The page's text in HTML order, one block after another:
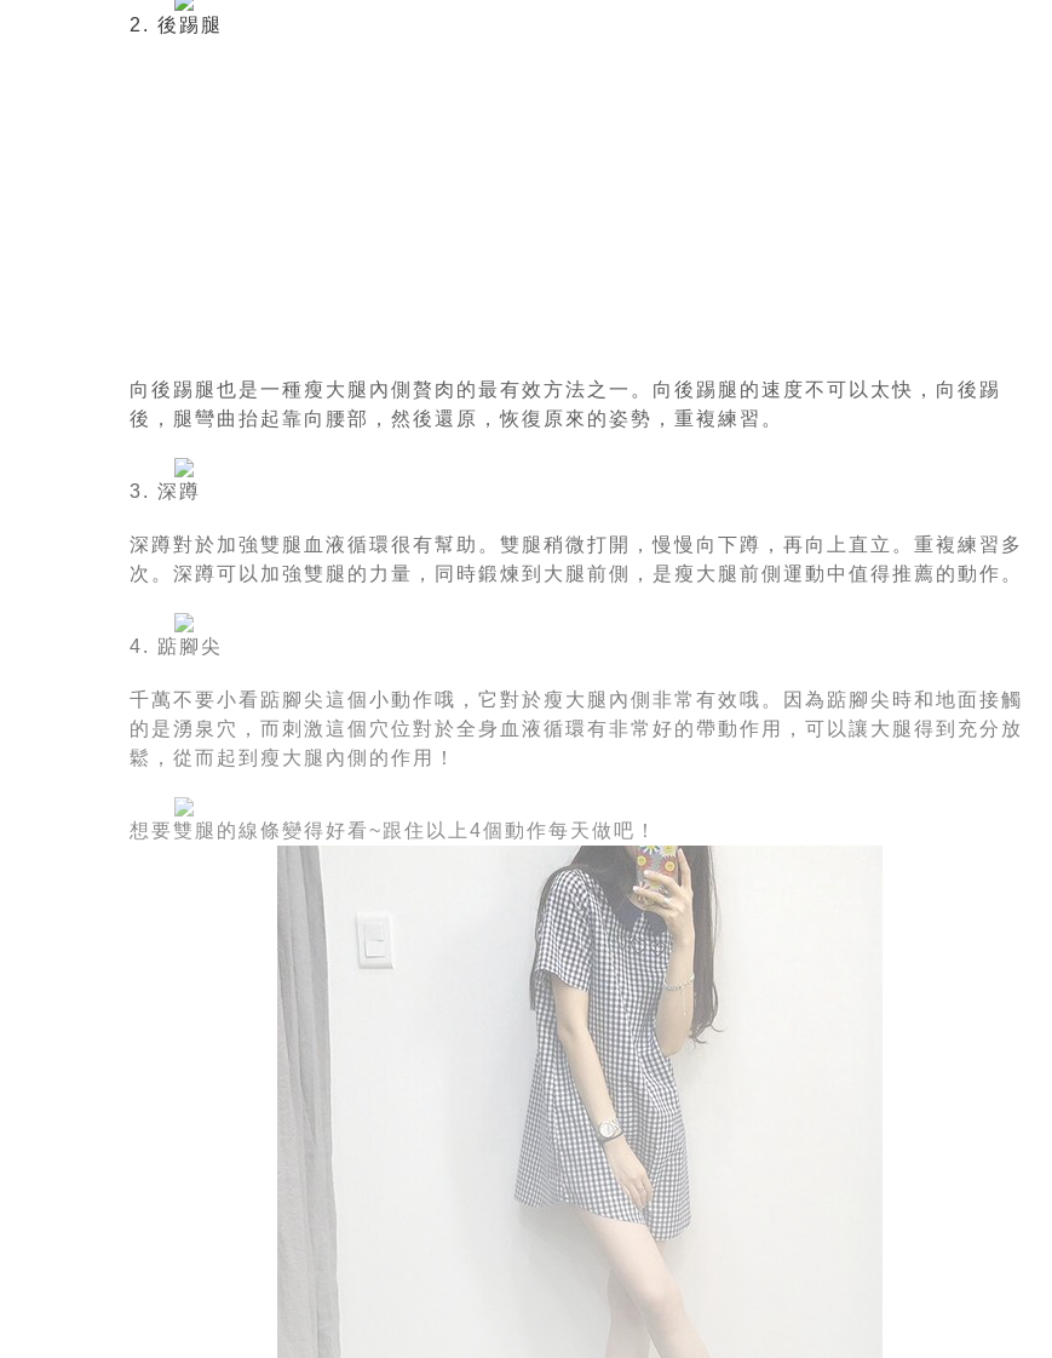
2. 後踢腿
向後踢腿也是一種瘦大腿內側贅肉的最有效方法之一。向後踢腿的速度不可以太快，向後踢
後，腿彎曲抬起靠向腰部，然後還原，恢復原來的姿勢，重複練習。
3. 深蹲
深蹲對於加強雙腿血液循環很有幫助。雙腿稍微打開，慢慢向下蹲，再向上直立。重複練習多
次。深蹲可以加強雙腿的力量，同時鍛煉到大腿前側，是瘦大腿前側運動中值得推薦的動作。
4. 踮腳尖
千萬不要小看踮腳尖這個小動作哦，它對於瘦大腿內側非常有效哦。因為踮腳尖時和地面接觸
的是湧泉穴，而刺激這個穴位對於全身血液循環有非常好的帶動作用，可以讓大腿得到充分放
鬆，從而起到瘦大腿內側的作用！
想要雙腿的線條變得好看~跟住以上4個動作每天做吧！